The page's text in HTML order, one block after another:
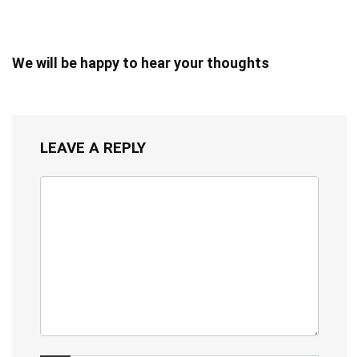
We will be happy to hear your thoughts
LEAVE A REPLY